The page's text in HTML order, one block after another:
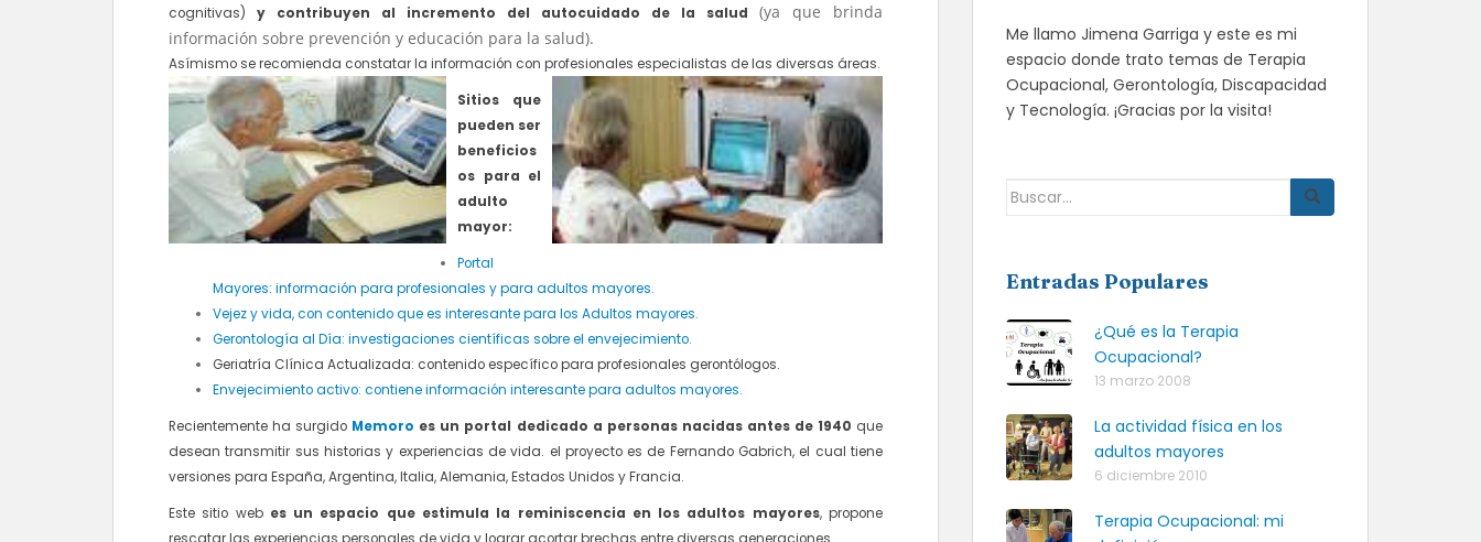
cognitivas) y contribuyen al incremento del autocuidado de la salud
(ya que brinda
información sobre prevención y educación para la salud).
Asímismo se recomienda constatar la información con profesionales especialistas de las diversas áreas.
Sitios que
pueden ser
beneficios
os para el
adulto
mayor:
Portal
Mayores: información para profesionales y para adultos mayores.
Vejez y vida, con contenido que es interesante para los Adultos mayores.
Gerontología al Día: investigaciones científicas sobre el envejecimiento.
Geriatría Clínica Actualizada: contenido específico para profesionales gerontólogos.
Envejecimiento activo: contiene información interesante para adultos mayores.
Recientemente ha surgido Memoro es un portal dedicado a personas nacidas antes de 1940 que
desean transmitir sus historias y experiencias de vida. el proyecto es de Fernando Gabrich, el cual tiene
versiones para España, Argentina, Italia, Alemania, Estados Unidos y Francia.
Este sitio web es un espacio que estimula la reminiscencia en los adultos mayores, propone
Me llamo Jimena Garriga y este es mi
espacio donde trato temas de Terapia
Ocupacional, Gerontología, Discapacidad
y Tecnología. ¡Gracias por la visita!
Buscar:
Entradas Populares
¿Qué es la Terapia
Ocupacional?
13 marzo 2008
La actividad física en los
adultos mayores
6 diciembre 2010
Terapia Ocupacional: mi